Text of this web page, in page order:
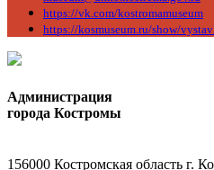
https://vk.com/kostromamuseum
https://kosmuseum.ru/show/
Администрация
города Костромы
156000 Костромская область г.